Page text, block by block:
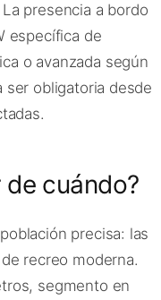
presencia a bordo
específica de
o avanzada según
obligatoria desde
cuándo?
precisa: las
recreo moderna.
segmento en